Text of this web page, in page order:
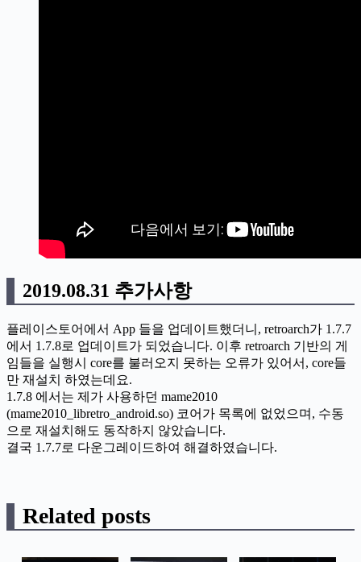
2019.08.31 추가사항
플레이스토어에서 App 들을 업데이트했더니, retroarch가 1.7.7
에서 1.7.8로 업데이트가 되었습니다. 이후 retroarch 기반의 게
임들을 실행시 core를 불러오지 못하는 오류가 있어서, core들
만 재설치 하였는데요.
1.7.8 에서는 제가 사용하던 mame2010
(mame2010_libretro_android.so) 코어가 목록에 없었으며, 수동
으로 재설치해도 동작하지 않았습니다.
결국 1.7.7로 다운그레이드하여 해결하였습니다.
Related posts